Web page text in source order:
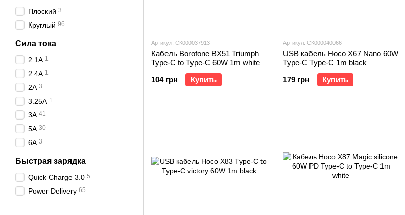
Артикул: СК000037913
Кабель Borofone BX51 Triumph
Type-C to Type-C 60W 1m white
104 грн
Купить
Артикул: СК000040066
USB кабель Hoco X67 Nano 60W
Type-C Type-C 1m black
179 грн
Купить
Плоский 3
Круглый 96
Сила тока
2.1A 1
2.4A 1
2A 3
3.25А 1
3A 41
5А 30
6А 3
Быстрая зарядка
Quick Charge 3.0 5
Power Delivery 65